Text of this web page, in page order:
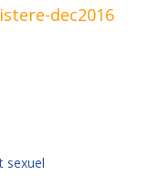
dec2016
sexuel